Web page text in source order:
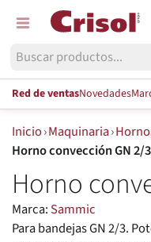
Red de ventasNovedades
Inicio›Maquinaria›
Horno convección GN 2/3
Horno
Marca: Sammic
Para bandejas GN 2/3.